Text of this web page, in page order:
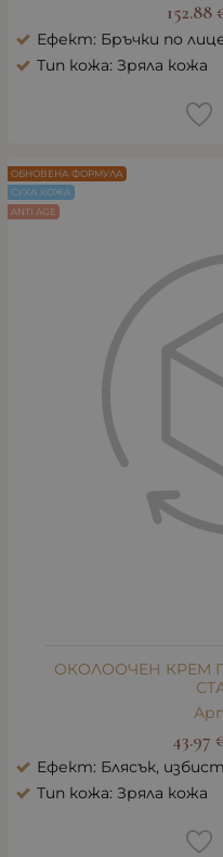
152.88
Ефект: Бръчки по
Тип кожа: Зряла кожа
ОКОЛООЧЕН КРЕМ
43.97
Ефект: Блясък,
Тип кожа: Зряла кожа
ОБНОВЕНА ФОРМУЛА
СУХА КОЖА
ANTI AGE